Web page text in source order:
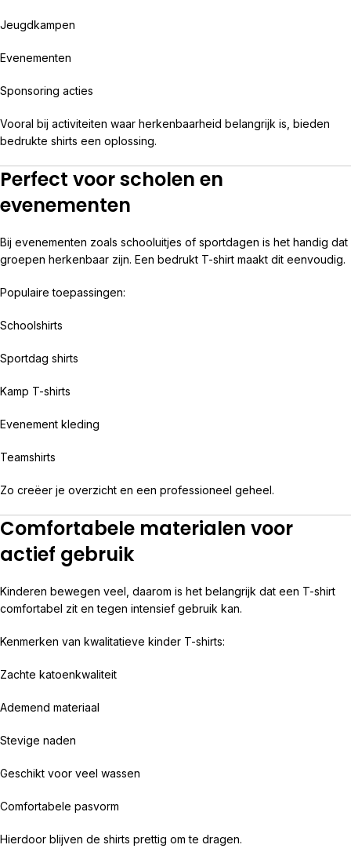
Jeugdkampen
Evenementen
Sponsoring acties
Vooral bij activiteiten waar herkenbaarheid belangrijk is, bieden
bedrukte shirts een oplossing.
Perfect voor scholen en
evenementen
Bij evenementen zoals schooluitjes of sportdagen is het handig dat
groepen herkenbaar zijn. Een bedrukt T-shirt maakt dit eenvoudig.
Populaire toepassingen:
Schoolshirts
Sportdag shirts
Kamp T-shirts
Evenement kleding
Teamshirts
Zo creëer je overzicht en een professioneel geheel.
Comfortabele materialen voor
actief gebruik
Kinderen bewegen veel, daarom is het belangrijk dat een T-shirt
comfortabel zit en tegen intensief gebruik kan.
Kenmerken van kwalitatieve kinder T-shirts:
Zachte katoenkwaliteit
Ademend materiaal
Stevige naden
Geschikt voor veel wassen
Comfortabele pasvorm
Hierdoor blijven de shirts prettig om te dragen.